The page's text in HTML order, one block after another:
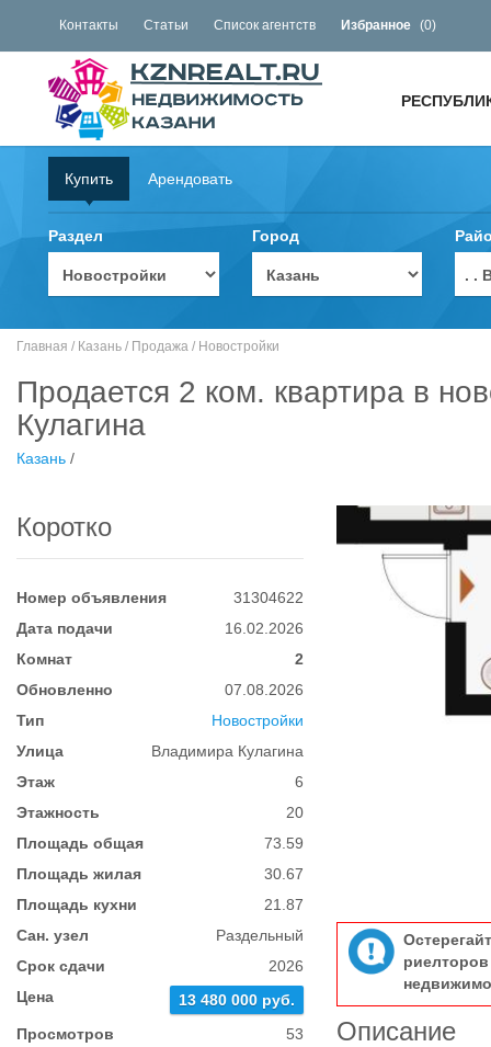
Контакты Статьи Список агентств Избранное (0)
Купить Арендовать
Раздел Город
. .
Главная / Казань / Продажа / Новостройки
Продается 2 ком. квартира в
Кулагина
Казань /
Коротко
Номер объявления
31304622
Дата подачи
16.02.2026
Комнат
2
Обновленно
07.08.2026
Тип
Новостройки
Улица
Владимира Кулагина
Этаж
6
Этажность
20
Площадь общая
73.59
Площадь жилая
30.67
Площадь кухни
21.87
Сан. узел
Раздельный
Срок сдачи
2026
Цена
13 480 000 руб.
Просмотров
53
Описание